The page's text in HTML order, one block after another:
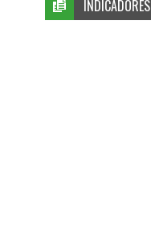
INDICADORES